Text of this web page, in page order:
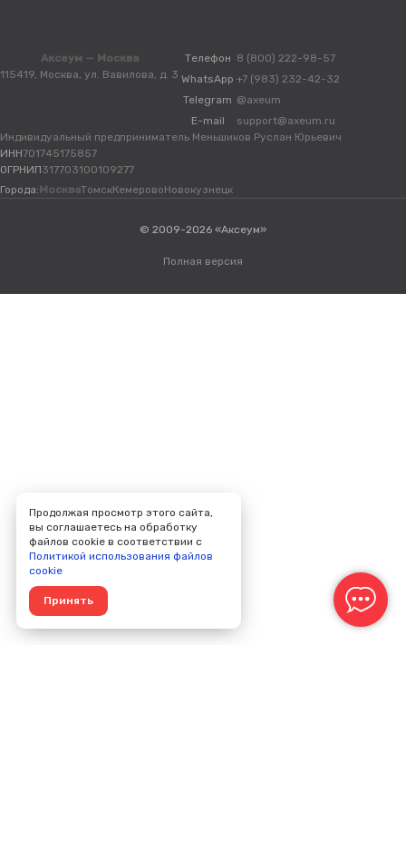
Аксеум — Москва
115419, Москва, ул. Вавилова, д. 3
Телефон 8 (800) 222-98-57
WhatsApp +7 (983) 232-42-32
Telegram @axeum
E-mail
support@axeum.ru
Индивидуальный предприниматель Меньшиков Руслан Юрьевич
ИНН701745175857
ОГРНИП317703100109277
Города: МоскваТомскКемеровоНовокузнецк
© 2009-2026 «Аксеум»
Полная версия
Продолжая просмотр этого сайта,
вы соглашаетесь на обработку
файлов cookie в соответствии с
Политикой использования файлов
cookie
Принять